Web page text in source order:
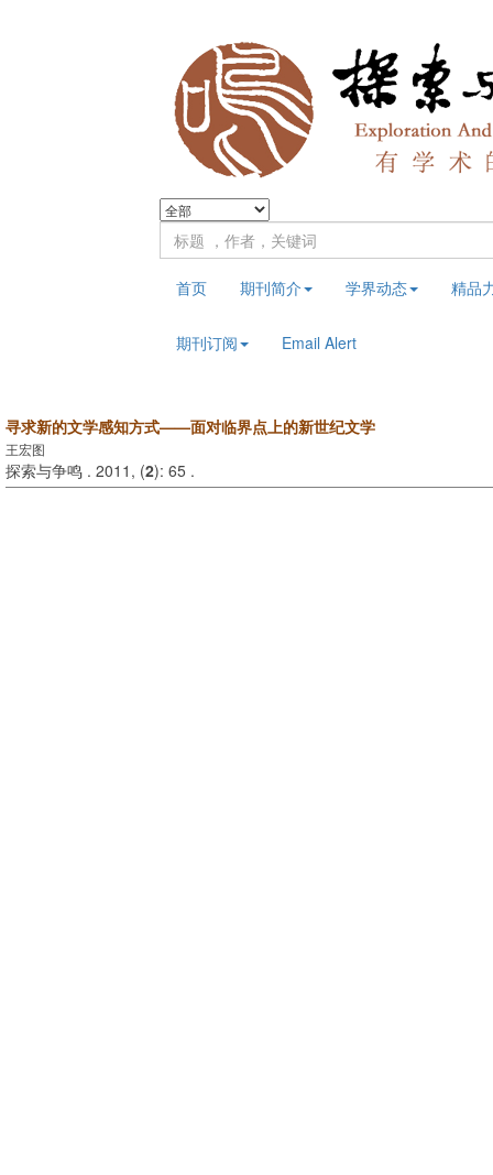
首页 期刊简介 学界动态 精品
期刊订阅 Email Alert
寻求新的文学感知方式——面对临界点上的新世纪文学
王宏图
探索与争鸣 . 2011, (2): 65 .